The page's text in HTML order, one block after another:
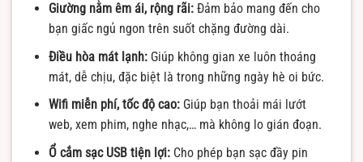
Giường nằm êm ái, rộng rãi:Đảm bảo mang đến cho
bạn giấc ngủ ngon trên suốt chặng đường dài.
Điều hòa mát lạnh:Giúp không gian xe luôn thoáng
mát, dễ chịu, đặc biệt là trong những ngày hè oi bức.
Wifi miễn phí, tốc độ cao:Giúp bạn thoải mái lướt
web, xem phim, nghe nhạc,… mà không lo gián đoạn.
Ổ cắm sạc USB tiện lợi:Cho phép bạn sạc đầy pin